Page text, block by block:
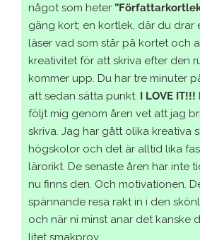
något som heter
gäng kort; en kortlek, där du drar
läser vad som står på kortet och
kreativitet för att skriva efter den
kommer upp. Du har tre minuter
att sedan sätta punkt. I LOVE IT!!!
följt mig genom åren vet att jag
skriva. Jag har gått olika kreativa
högskolor och det är alltid lika
lärorikt. De senaste åren har inte
nu finns den. Och motivationen.
spännande resa rakt in i den
och när ni minst anar det kanske
litet smakprov.